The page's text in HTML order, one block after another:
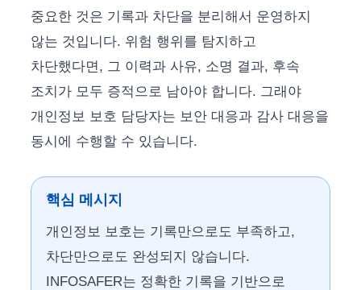
중요한 것은 기록과 차단을 분리해서 운영하지
않는 것입니다. 위험 행위를 탐지하고
차단했다면, 그 이력과 사유, 소명 결과, 후속
조치가 모두 증적으로 남아야 합니다. 그래야
개인정보 보호 담당자는 보안 대응과 감사 대응을
동시에 수행할 수 있습니다.
핵심 메시지
개인정보 보호는 기록만으로도 부족하고,
차단만으로도 완성되지 않습니다.
INFOSAFER는 정확한 기록을 기반으로